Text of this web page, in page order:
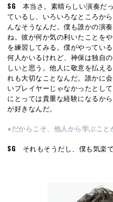
SG 本当さ。素晴らしい演奏だ
ているし、いろいろなところか
んなそうなんだ。僕も誰かの演
ね。彼が何か気の利いたことを
を練習してみる。僕がやってい
何人かいるけれど、神保は独自
しいと思う。他人に敬意を払え
れも大切なことなんだ。誰かに
いプレイヤーじゃなかったとし
にとっては貴重な経験になるか
が好きなんだ。
●だからこそ、他人から学ぶこと
SG それもそうだし、僕も気楽で